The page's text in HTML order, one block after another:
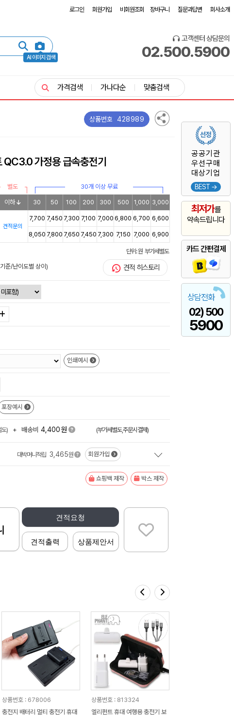
로그인 회원가입 비회원조회 장바구니 질문과답변 회사소개
AI 이미지 검색
고객센터 상담문의
02.500.5900
공공기관
우선구매
대상기업
BEST →
최저가를
약속드립니다
카드 간편결제
상담전화
02) 500
5900
가격검색 가나다순 맞춤검색
상품번호 428989
QC3.0 가정용 급속충전기
별도 30개 이상 무료
이하 30 50 100 200 300 500 1,000 3,000
견적문의
7,700 7,450 7,300 7,100 7,000 6,800 6,700 6,600
8,050 7,800 7,650 7,450 7,300 7,150 7,000 6,900
단위: 원 부가세별도
준/난이도별 상이) 견적 히스토리
인쇄예시
포장예시
도) + 배송비 4,400원 (부가세별도,주문시결제)
대박머니적립 3,465원 회원가입
쇼핑백 제작 박스 제작
견적요청
견적출력 상품제안서
상품번호 : 678006
충전지 배터리 멀티 충전기 휴대
상품번호 : 813324
엘리펀트 휴대 여행용 충전기 보